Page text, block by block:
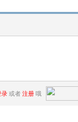
录 或者 注册 哦